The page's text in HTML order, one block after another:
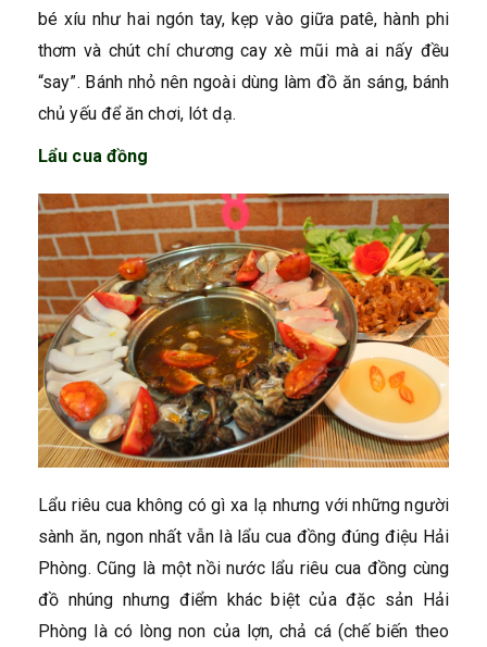
bé xíu như hai ngón tay, kẹp vào giữa patê, hành phi
thơm và chút chí chương cay xè mũi mà ai nấy đều
“say”. Bánh nhỏ nên ngoài dùng làm đồ ăn sáng, bánh
chủ yếu để ăn chơi, lót dạ.
Lẩu cua đồng
Lẩu riêu cua không có gì xa lạ nhưng với những người
sành ăn, ngon nhất vẫn là lẩu cua đồng đúng điệu Hải
Phòng. Cũng là một nồi nước lẩu riêu cua đồng cùng
đồ nhúng nhưng điểm khác biệt của đặc sản Hải
Phòng là có lòng non của lợn, chả cá (chế biến theo